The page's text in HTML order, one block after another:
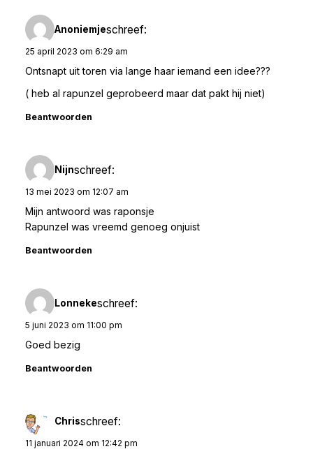
Anoniemjeschreef:
25 april 2023 om 6:29 am
Ontsnapt uit toren via lange haar iemand een idee???
( heb al rapunzel geprobeerd maar dat pakt hij niet)
Beantwoorden
Nijnschreef:
13 mei 2023 om 12:07 am
Mijn antwoord was raponsje
Rapunzel was vreemd genoeg onjuist
Beantwoorden
Lonnekeschreef:
5 juni 2023 om 11:00 pm
Goed bezig
Beantwoorden
Chrisschreef:
11 januari 2024 om 12:42 pm